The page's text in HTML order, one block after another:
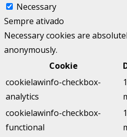
Necessary
Sempre ativado
Necessary cookies are
anonymously.
Cookie
cookielawinfo-checkbox-
analytics
cookielawinfo-checkbox-
functional